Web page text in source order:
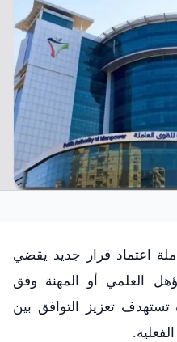
اعتماد قرار جديد يقضي
العلمي أو المهنة وفق
تعزيز التوافق بين